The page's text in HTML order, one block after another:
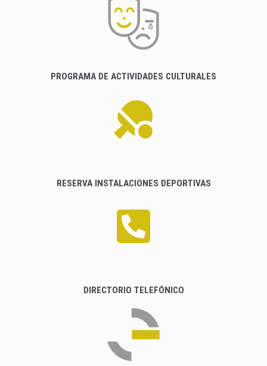
PROGRAMA DE ACTIVIDADES CULTURALES
RESERVA INSTALACIONES DEPORTIVAS
DIRECTORIO TELEFÓNICO